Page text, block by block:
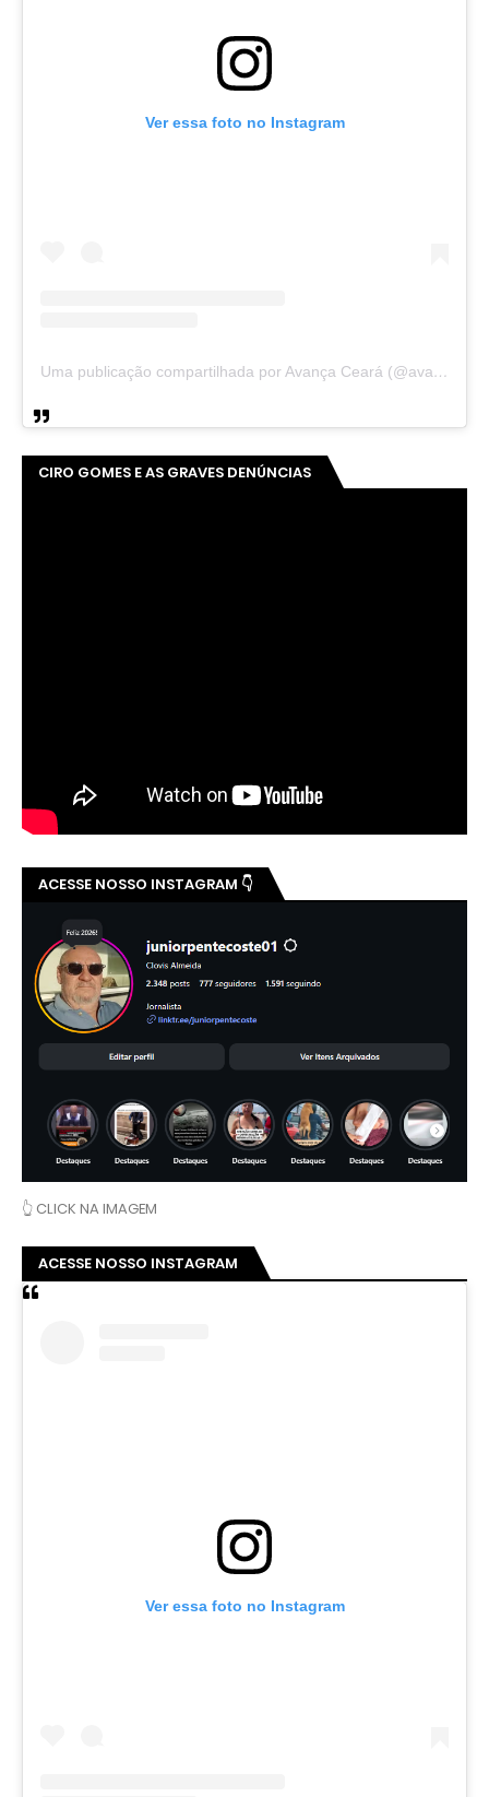
Ver essa foto no Instagram
Uma publicação compartilhada por Avança Ceará (@avancaceara)
CIRO GOMES E AS GRAVES DENÚNCIAS
ACESSE NOSSO INSTAGRAM 👇
👆 CLICK NA IMAGEM
ACESSE NOSSO INSTAGRAM
Ver essa foto no Instagram